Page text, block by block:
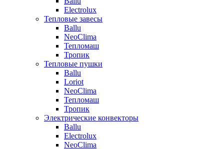
Electrolux
Тепловые завесы
Ballu
NeoClima
Тепломаш
Тропик
Тепловые пушки
Ballu
Loriot
NeoClima
Тепломаш
Тропик
Электрические конвекторы
Ballu
Electrolux
NeoClima